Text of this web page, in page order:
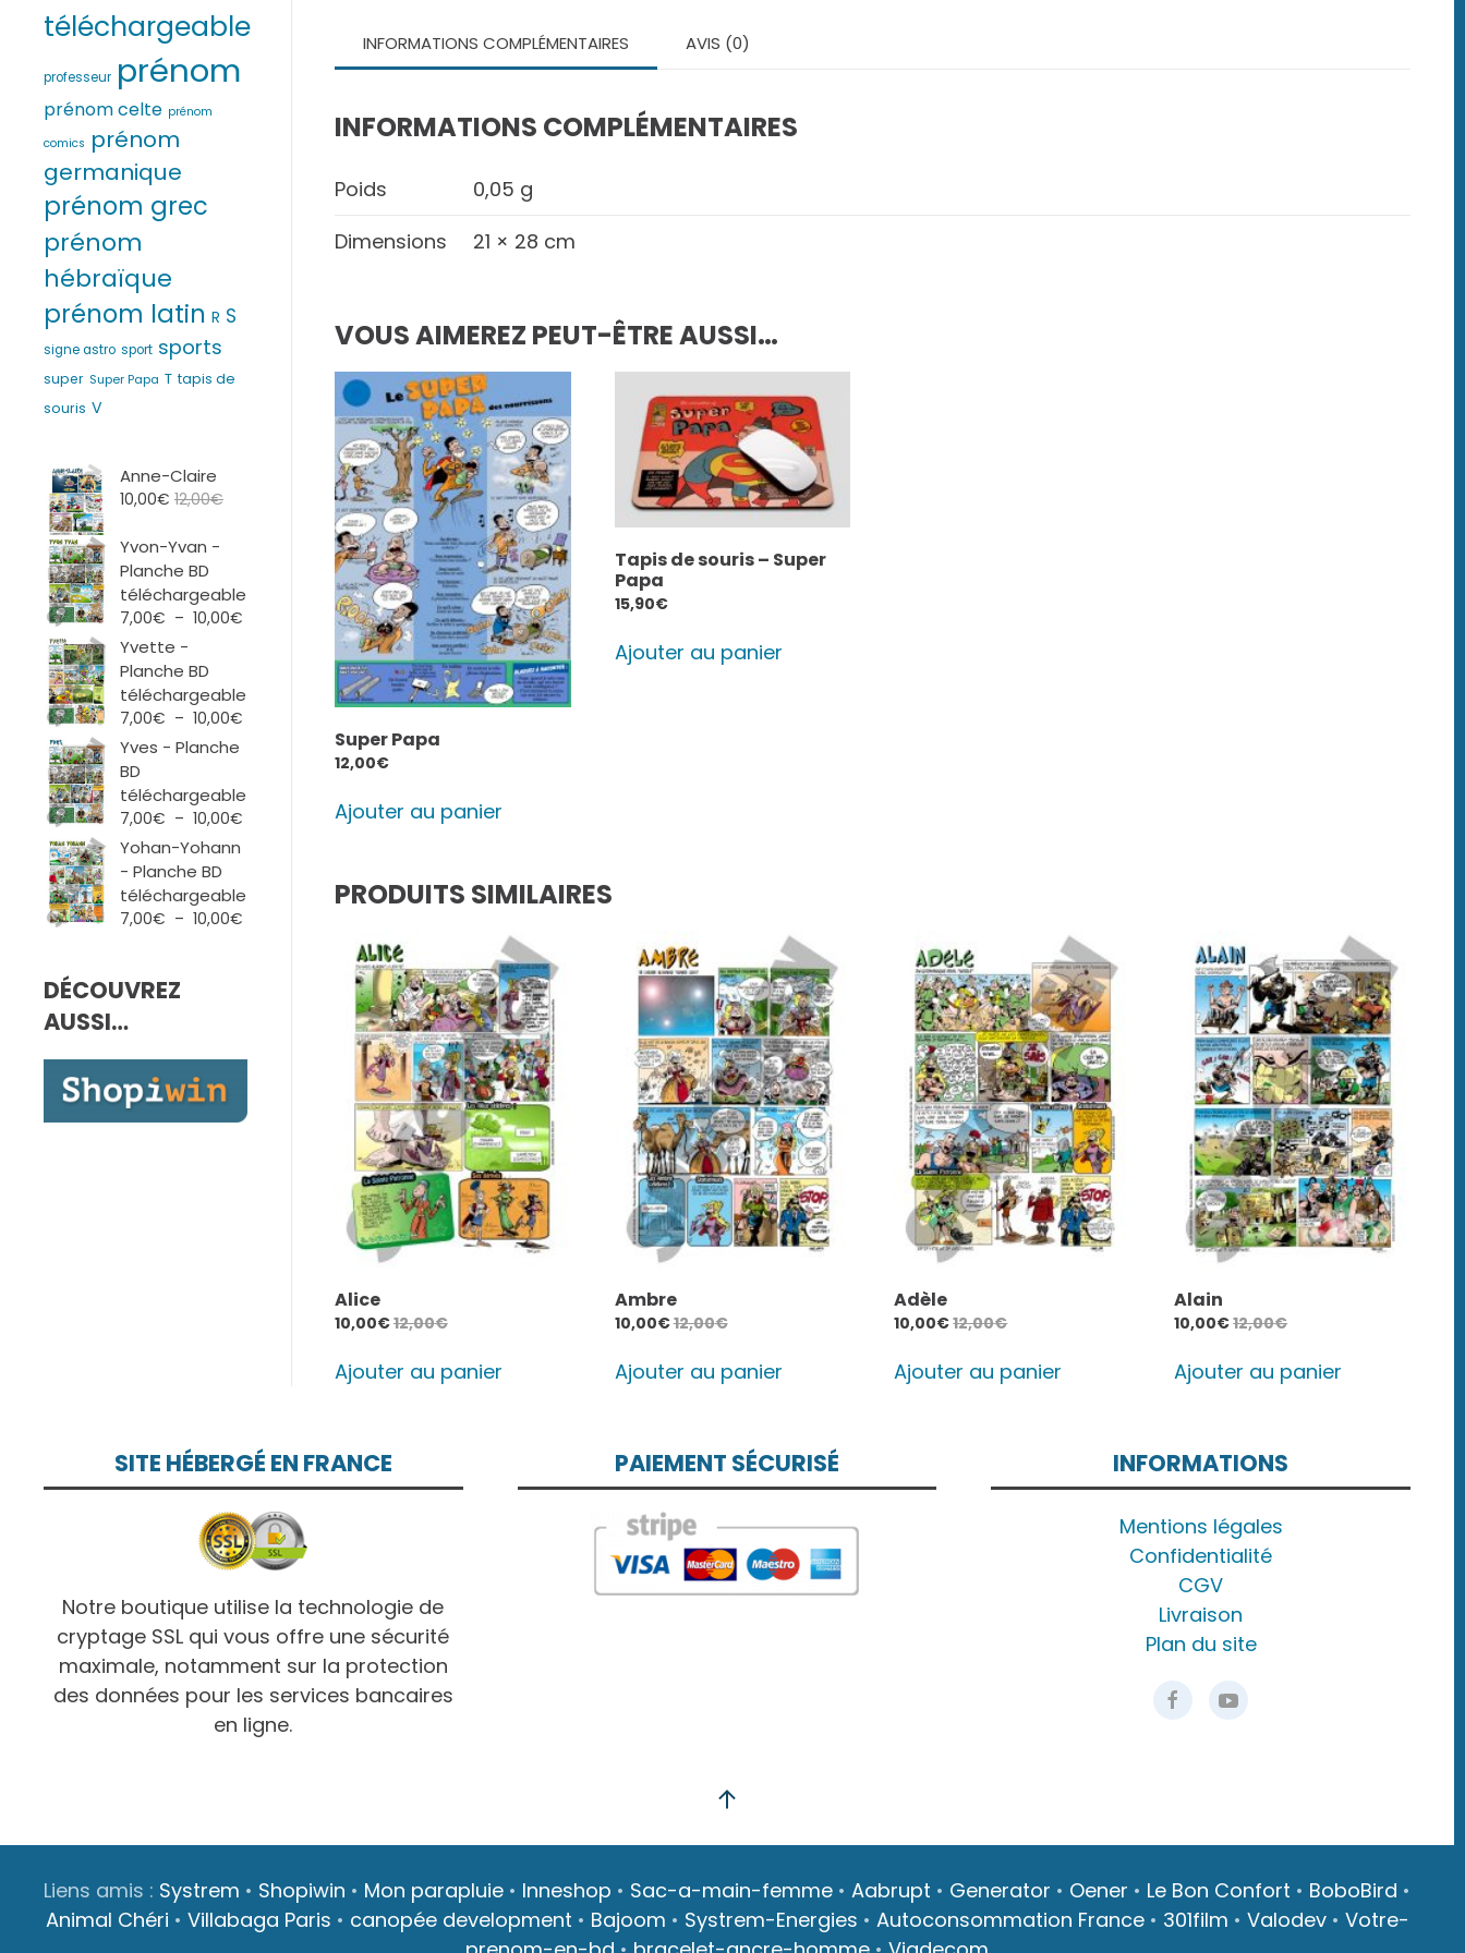
INFORMATIONS COMPLÉMENTAIRES AVIS (0)
INFORMATIONS COMPLÉMENTAIRES
Poids
0,05 g
Dimensions
21 × 28 cm
VOUS AIMEREZ PEUT-ÊTRE AUSSI…
Super Papa
12,00€
Ajouter au panier
Tapis de souris – Super
Papa
15,90€
Ajouter au panier
PRODUITS SIMILAIRES
Alice
10,00€12,00€
Ajouter au panier
Ambre
10,00€12,00€
Ajouter au panier
Adèle
10,00€12,00€
Ajouter au panier
Alain
10,00€12,00€
Ajouter au panier
téléchargeable
professeur prénom
prénom celte prénom
comics prénom
germanique
prénom grec
prénom
hébraïque
prénom latin R S
signe astro sport sports
super Super Papa T tapis de
souris V
Anne-Claire
10,00€ 12,00€
Yvon-Yvan -
Planche BD
téléchargeable
7,00€ – 10,00€
Yvette -
Planche BD
téléchargeable
7,00€ – 10,00€
Yves - Planche
BD
téléchargeable
7,00€ – 10,00€
Yohan-Yohann
- Planche BD
téléchargeable
7,00€ – 10,00€
DÉCOUVREZ
AUSSI…
SITE HÉBERGÉ EN FRANCE
Notre boutique utilise la technologie de
cryptage SSL qui vous offre une sécurité
maximale, notamment sur la protection
des données pour les services bancaires
en ligne.
PAIEMENT SÉCURISÉ INFORMATIONS
Mentions légales
Confidentialité
CGV
Livraison
Plan du site
Liens amis : Systrem • Shopiwin • Mon parapluie • Inneshop • Sac-a-main-femme • Aabrupt • Generator • Oener • Le Bon Confort • BoboBird •
Animal Chéri • Villabaga Paris • canopée development • Bajoom • Systrem-Energies • Autoconsommation France• 301film • Valodev• Votre-